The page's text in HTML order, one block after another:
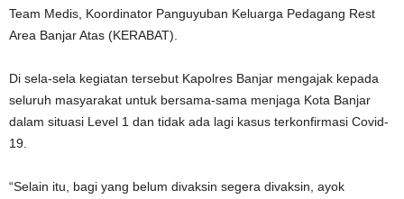
Team Medis, Koordinator Panguyuban Keluarga Pedagang Rest
Area Banjar Atas (KERABAT).
Di sela-sela kegiatan tersebut Kapolres Banjar mengajak kepada
seluruh masyarakat untuk bersama-sama menjaga Kota Banjar
dalam situasi Level 1 dan tidak ada lagi kasus terkonfirmasi Covid-
19.
“Selain itu, bagi yang belum divaksin segera divaksin, ayok